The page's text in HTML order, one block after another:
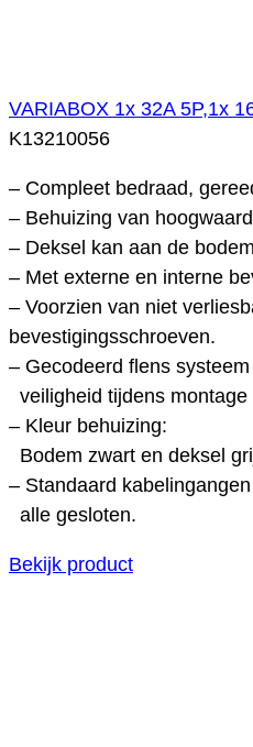
VARIABOX 1x 32A 5P,1x
K13210056
– Compleet bedraad,
– Behuizing van
– Deksel kan aan de
– Met externe en interne
– Voorzien van niet
bevestigingsschroeven.
– Gecodeerd flens
veiligheid tijdens
– Kleur behuizing:
Bodem zwart en deksel
– Standaard
alle gesloten.
Bekijk product